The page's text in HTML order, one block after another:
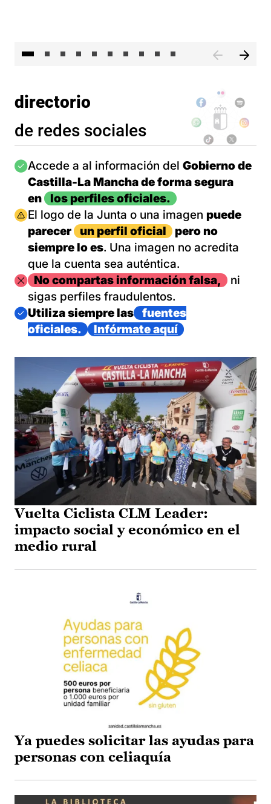
directorio
de redes sociales
Imagen
Accede a al información del Gobierno de
Castilla-La Mancha de forma segura
en
los perfiles oficiales.
Imagen
El logo de la Junta o una imagen puede
parecer
un perfil oficial
pero no
siempre lo es. Una imagen no acredita
que la cuenta sea auténtica.
ImagenNo compartas información falsa,
ni
sigas perfiles fraudulentos.
Imagen
Utiliza siempre las
fuentes
oficiales.
Infórmate aquí
Vuelta Ciclista CLM Leader:
impacto social y económico en el
medio rural
Ya puedes solicitar las ayudas para
personas con celiaquía